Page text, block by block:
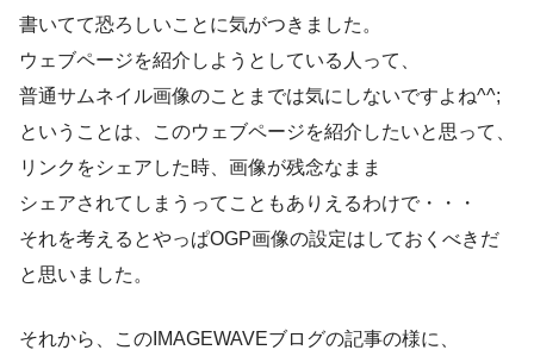
書いてて恐ろしいことに気がつきました。
ウェブページを紹介しようとしている人って、
普通サムネイル画像のことまでは気にしないですよね^^;
ということは、このウェブページを紹介したいと思って、
リンクをシェアした時、画像が残念なまま
シェアされてしまうってこともありえるわけで・・・
それを考えるとやっぱOGP画像の設定はしておくべきだ
と思いました。
それから、このIMAGEWAVEブログの記事の様に、